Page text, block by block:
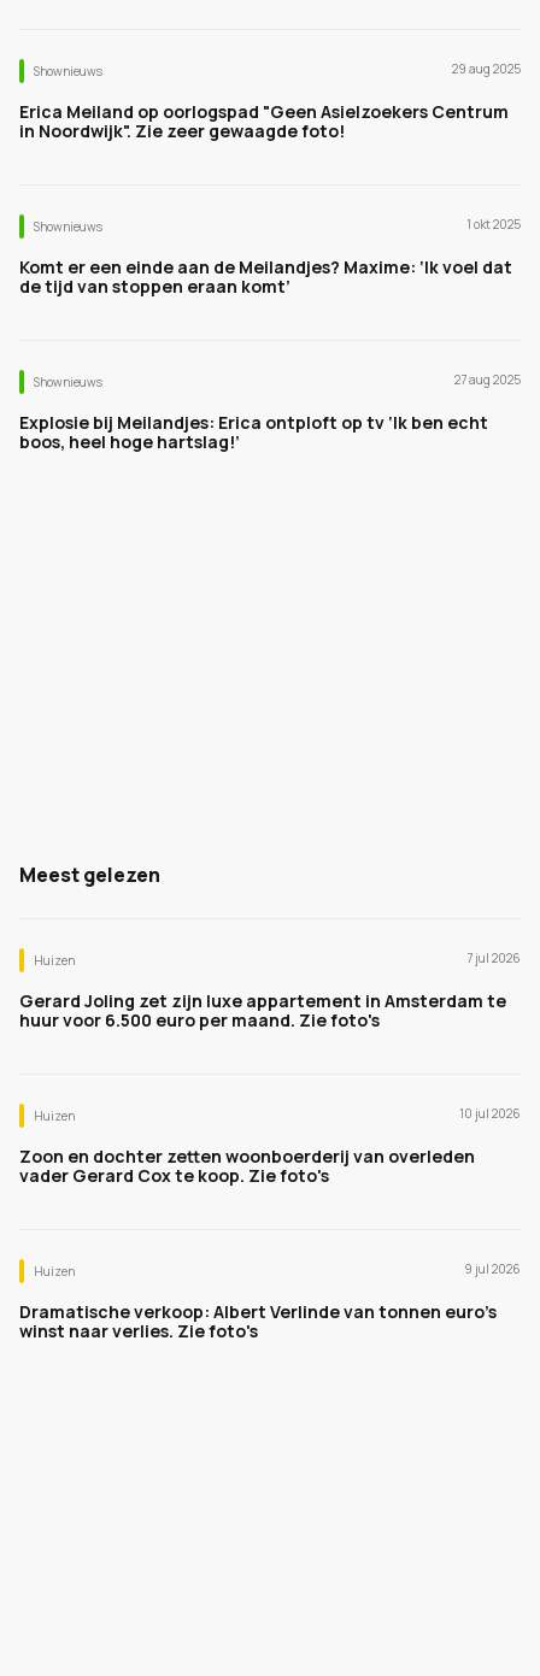
Shownieuws 29 aug 2025
Erica Meiland op oorlogspad "Geen Asielzoekers Centrum
in Noordwijk". Zie zeer gewaagde foto!
Shownieuws 1 okt 2025
Komt er een einde aan de Meilandjes? Maxime: ‘Ik voel dat
de tijd van stoppen eraan komt’
Shownieuws 27 aug 2025
Explosie bij Meilandjes: Erica ontploft op tv ‘Ik ben echt
boos, heel hoge hartslag!’
Meest gelezen
Huizen 7 jul 2026
Gerard Joling zet zijn luxe appartement in Amsterdam te
huur voor 6.500 euro per maand. Zie foto's
Huizen 10 jul 2026
Zoon en dochter zetten woonboerderij van overleden
vader Gerard Cox te koop. Zie foto's
Huizen 9 jul 2026
Dramatische verkoop: Albert Verlinde van tonnen euro's
winst naar verlies. Zie foto's